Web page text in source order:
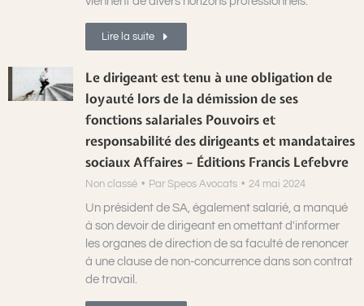
Lire la suite
Le dirigeant est tenu à une obligation de
loyauté lors de la démission de ses
fonctions salariales Pouvoirs et
responsabilité des dirigeants et mandataires
sociaux Affaires – Éditions Francis Lefebvre
Non classé Par Speos Avocats 24 mai 2024
Un président de SA, également salarié, a manqué
à son devoir de dirigeant en omettant d'informer
les organes de direction de sa faculté de renoncer
à une clause de non-concurrence dans son contrat
de travail.